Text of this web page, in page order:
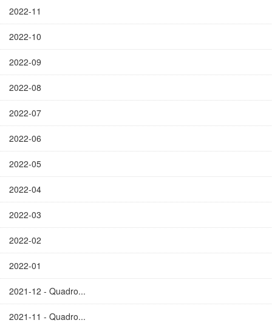
2022-11
2022-10
2022-09
2022-08
2022-07
2022-06
2022-05
2022-04
2022-03
2022-02
2022-01
2021-12 - Quadro...
2021-11 - Quadro...